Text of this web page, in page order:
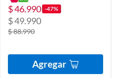
$ 46.990 -47%
$ 49.990
$ 88.990
Agregar